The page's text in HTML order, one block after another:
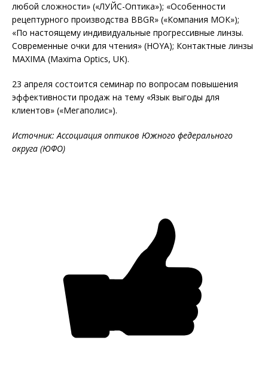
любой сложности» («ЛУЙС-Оптика»); «Особенности
рецептурного производства BBGR» («Компания МОК»);
«По настоящему индивидуальные прогрессивные линзы.
Современные очки для чтения» (HOYA); Контактные линзы
MAXIMA (Maxima Optics, UK).
23 апреля состоится семинар по вопросам повышения
эффективности продаж на тему «Язык выгоды для
клиентов» («Мегаполис»).
Источник: Ассоциация оптиков Южного федерального
округа (ЮФО)